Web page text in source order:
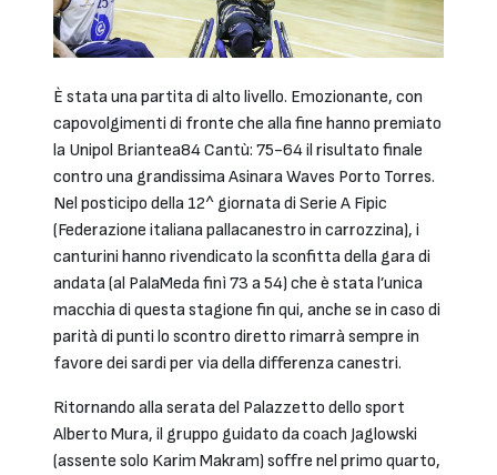
È stata una partita di alto livello. Emozionante, con
capovolgimenti di fronte che alla fine hanno premiato
la Unipol Briantea84 Cantù: 75-64 il risultato finale
contro una grandissima Asinara Waves Porto Torres.
Nel posticipo della 12^ giornata di Serie A Fipic
(Federazione italiana pallacanestro in carrozzina), i
canturini hanno rivendicato la sconfitta della gara di
andata (al PalaMeda finì 73 a 54) che è stata l’unica
macchia di questa stagione fin qui, anche se in caso di
parità di punti lo scontro diretto rimarrà sempre in
favore dei sardi per via della differenza canestri.
Ritornando alla serata del Palazzetto dello sport
Alberto Mura, il gruppo guidato da coach Jaglowski
(assente solo Karim Makram) soffre nel primo quarto,